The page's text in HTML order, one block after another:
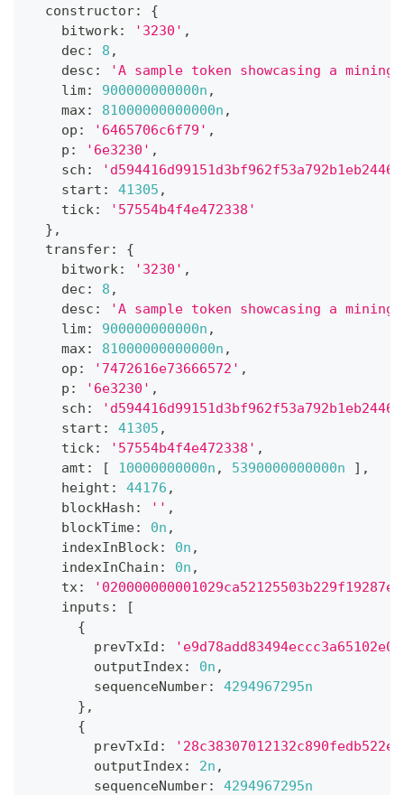
  constructor
:
{
    bitwork
: '3230' ,
    dec
: 8 ,
    desc
:
'A sample token showcasing a
    lim
: 900000000000n ,
    max
: 81000000000000n ,
    op
: '6465706c6f79' ,
    p
: '6e3230' ,
    sch
:
    start
: 41305 ,
    tick
:
'57554b4f4e472338'
} ,
  transfer
:
{
    bitwork
: '3230' ,
    dec
: 8 ,
    desc
:
'A sample token showcasing a
    lim
: 900000000000n ,
    max
: 81000000000000n ,
    op
: '7472616e73666572' ,
    p
: '6e3230' ,
    sch
:
    start
: 41305 ,
    tick
: '57554b4f4e472338' ,
    amt
: [ 10000000000n , 5390000000000n ] ,
    height
: 44176 ,
    blockHash
: '' ,
    blockTime
: 0n ,
    indexInBlock
: 0n ,
    indexInChain
: 0n ,
    tx
:
    inputs
:
[
{
        prevTxId
:
        outputIndex
: 0n ,
        sequenceNumber
:
4294967295n
} ,
{
        prevTxId
:
        outputIndex
: 2n ,
        sequenceNumber
:
4294967295n